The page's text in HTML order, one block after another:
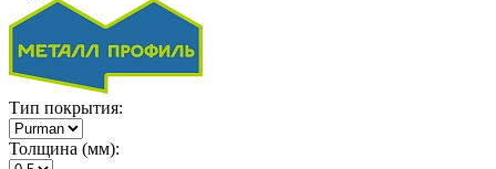
Тип покрытия:
Толщина (мм):